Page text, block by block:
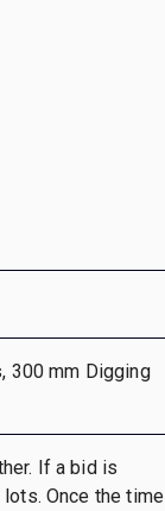
300 mm Digging
If a bid is
Once the time